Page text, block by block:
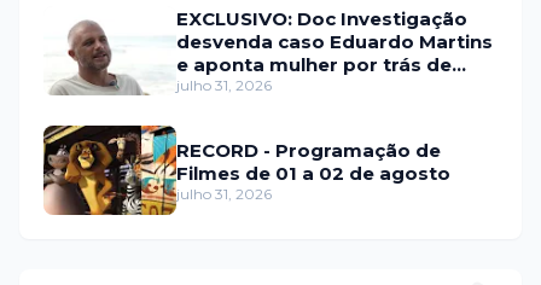
EXCLUSIVO: Doc Investigação
desvenda caso Eduardo Martins
e aponta mulher por trás de
fraude internacional
julho 31, 2026
RECORD - Programação de
Filmes de 01 a 02 de agosto
julho 31, 2026